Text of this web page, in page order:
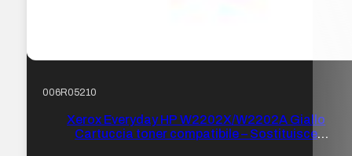
006R05210
Xerox Everyday HP W2202X/W2202A Giallo
Cartuccia toner compatibile – Sostituisce